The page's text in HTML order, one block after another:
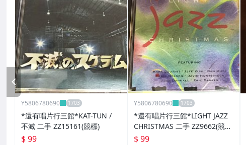
Y5806780690
*還有唱片行三館*KAT-TUN /
不滅 二手 ZZ15161(競標)
$ 99
Y5806780690
*還有唱片行三館*LIGHT JAZZ
CHRISTMAS 二手 ZZ9662(競
標)
$ 99
PREV